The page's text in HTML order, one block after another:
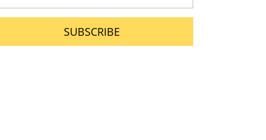
SUBSCRIBE